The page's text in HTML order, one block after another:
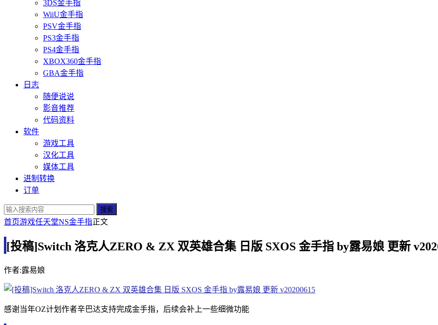
3DS金手指
WiiU金手指
PSV金手指
PS3金手指
PS4金手指
XBOX360金手指
GBA金手指
日志
随便说说
影音推荐
代码资料
软件
游戏工具
汉化工具
媒体工具
进制转换
订单
搜索
首页游戏任天堂NS金手指正文
[投稿]Switch 洛克人ZERO & ZX 双英雄合集 日版 SXOS 金手指 by露易娘 更新
作者:露易娘
感谢当年OZ计划作者辛巴达支持完成金手指，后续会补上一些细微功能